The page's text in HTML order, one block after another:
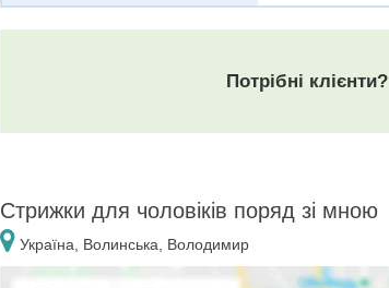
Потрібні клієнти?
Стрижки для чоловіків поряд зі мною
Україна, Волинська, Володимир